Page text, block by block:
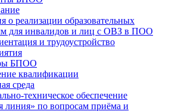
о реализации образовательных
для инвалидов и лиц с ОВЗ в ПОО
и трудоустройство
БПОО
квалификации
среда
техническое обеспечение
линия» по вопросам приёма и